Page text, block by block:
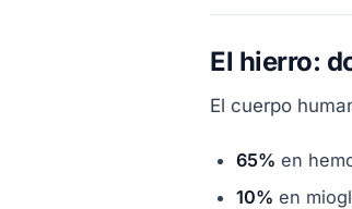
El hierro:
El cuerpo
65% en
10% en